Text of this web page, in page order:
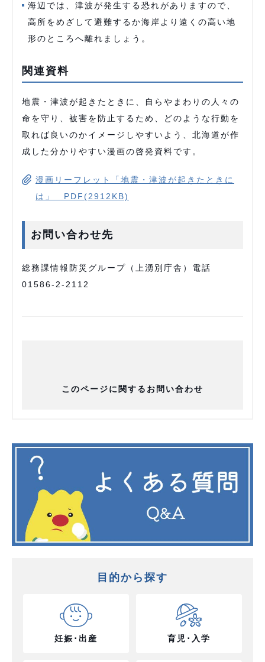
海辺では、津波が発生する恐れがありますので、
高所をめざして避難するか海岸より遠くの高い地
形のところへ離れましょう。
関連資料
地震・津波が起きたときに、自らやまわりの人々の
命を守り、被害を防止するため、どのような行動を
取れば良いのかイメージしやすいよう、北海道が作
成した分かりやすい漫画の啓発資料です。
漫画リーフレット「地震・津波が起きたときに
は」 PDF(2912KB)
お問い合わせ先
総務課情報防災グループ（上湧別庁舎）電話
01586-2-2112
このページに関するお問い合わせ
目的から探す
妊娠･出産 育児･入学